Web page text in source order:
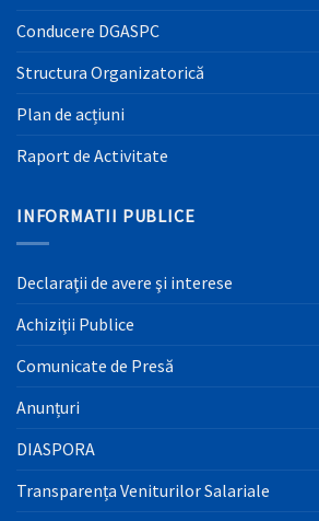
Conducere DGASPC
Structura Organizatorică
Plan de acțiuni
Raport de Activitate
INFORMATII PUBLICE
Declaraţii de avere şi interese
Achiziţii Publice
Comunicate de Presă
Anunțuri
DIASPORA
Transparența Veniturilor Salariale